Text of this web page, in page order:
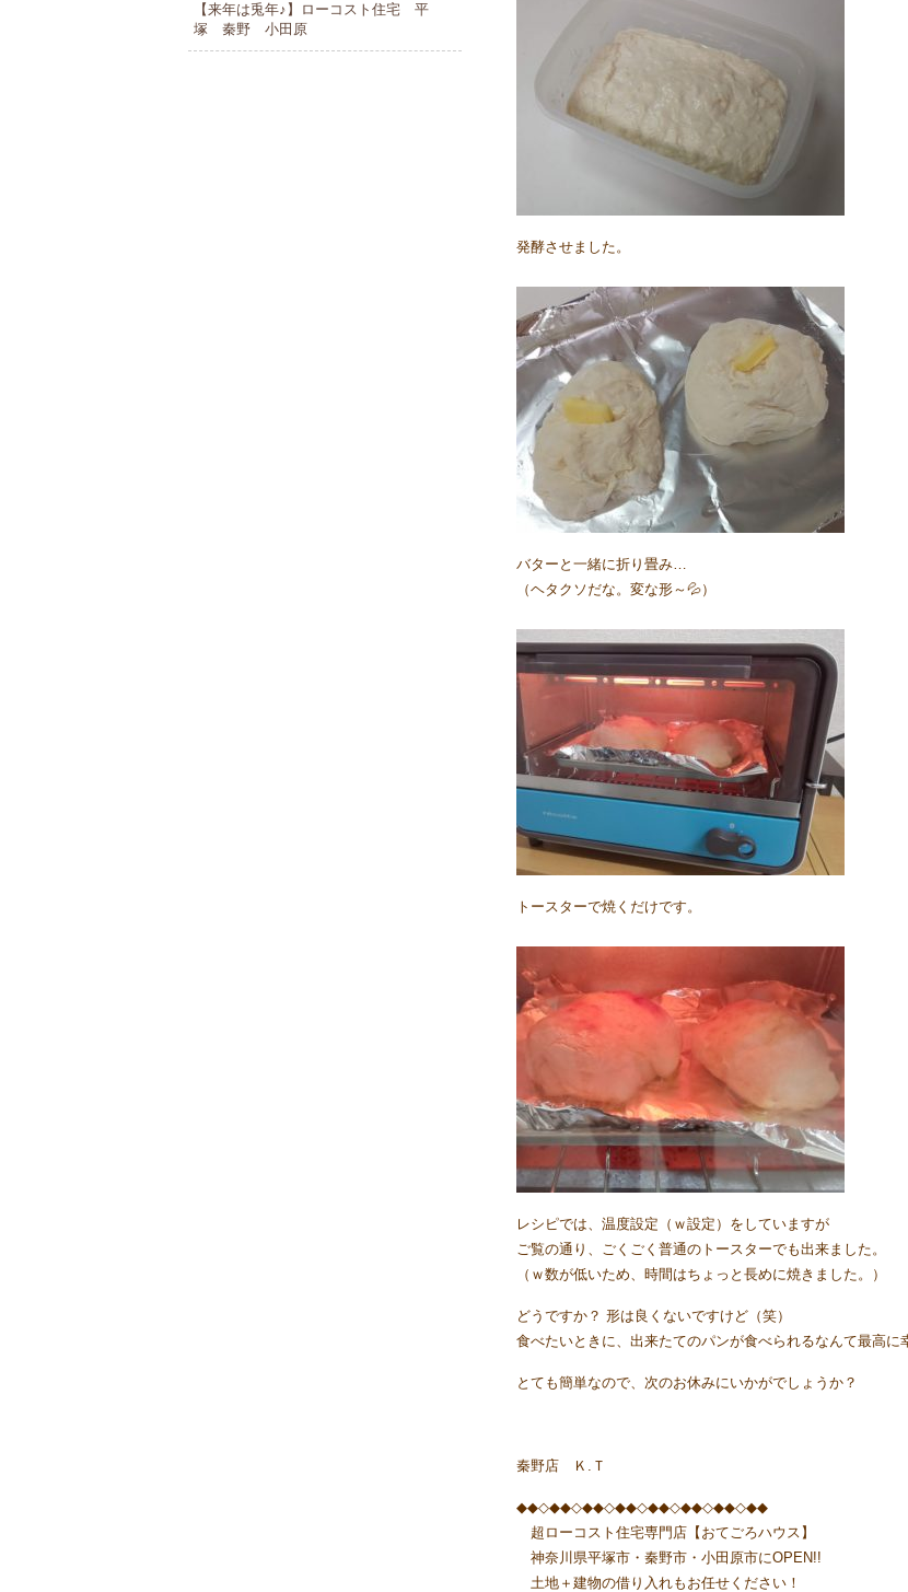
発酵させました。
バターと一緒に折り畳み…
（ヘタクソだな。変な形～💦）
トースターで焼くだけです。
レシピでは、温度設定（ｗ設定）をしていますが
ご覧の通り、ごくごく普通のトースターでも出来ました。
（ｗ数が低いため、時間はちょっと長めに焼きました。）
どうですか？ 形は良くないですけど（笑）
食べたいときに、出来たてのパンが食べられるなんて最高に
とても簡単なので、次のお休みにいかがでしょうか？
秦野店 Ｋ.Ｔ
◆◆◇◆◆◇◆◆◇◆◆◇◆◆◇◆◆◇◆◆◇◆◆
超ローコスト住宅専門店【おてごろハウス】
神奈川県平塚市・秦野市・小田原市にOPEN!!
土地＋建物の借り入れもお任せください！
【来年は兎年♪】ローコスト住宅 平
塚 秦野 小田原